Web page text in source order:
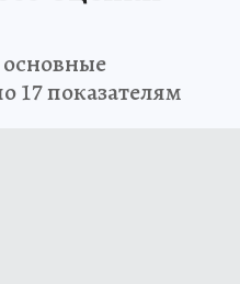
основные
17 показателям